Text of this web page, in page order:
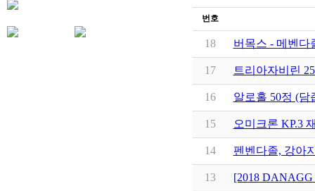
번호
18 버목스 - 메벤
17 트리아자비린
16 알로홀 50정 (
15 오미크론 KP.3
14 펜벤다졸, 강아
13 [2018